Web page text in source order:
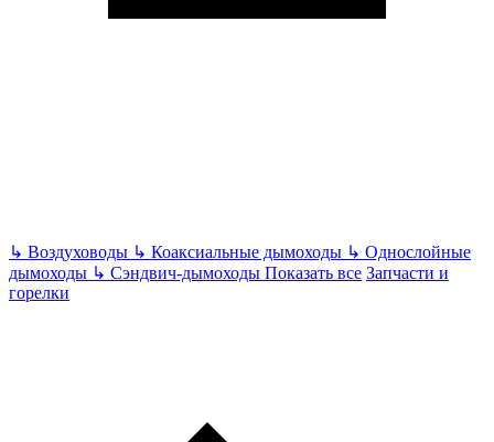
↳ Воздуховоды ↳ Коаксиальные дымоходы ↳ Однослойные
дымоходы ↳ Сэндвич-дымоходы Показать все Запчасти и
горелки